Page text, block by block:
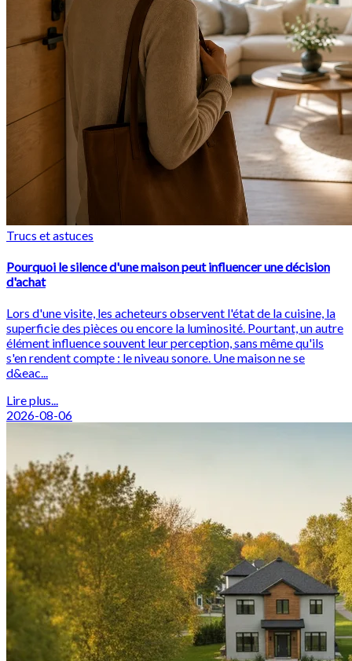
Trucs et astuces
Pourquoi le silence d'une maison peut influencer une décision
d'achat
Lors d'une visite, les acheteurs observent l'état de la cuisine, la
superficie des pièces ou encore la luminosité. Pourtant, un autre
élément influence souvent leur perception, sans même qu'ils
s'en rendent compte : le niveau sonore. Une maison ne se
d&eac...
Lire plus...
2026-08-06